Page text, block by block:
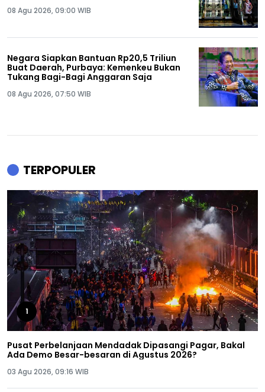
08 Agu 2026, 09:00 WIB
Negara Siapkan Bantuan Rp20,5 Triliun
Buat Daerah, Purbaya: Kemenkeu Bukan
Tukang Bagi-Bagi Anggaran Saja
08 Agu 2026, 07:50 WIB
TERPOPULER
1
Pusat Perbelanjaan Mendadak Dipasangi Pagar, Bakal
Ada Demo Besar-besaran di Agustus 2026?
03 Agu 2026, 09:16 WIB